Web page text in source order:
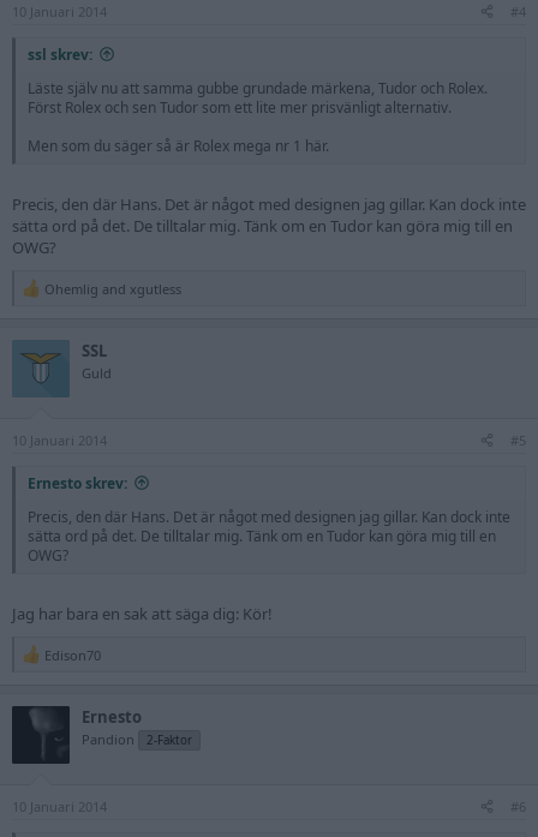
s
10 Januari 2014 #4
ssl skrev:
Läste själv nu att samma gubbe grundade märkena, Tudor och Rolex.
Först Rolex och sen Tudor som ett lite mer prisvänligt alternativ.
Men som du säger så är Rolex mega nr 1 här.
Precis, den där Hans. Det är något med designen jag gillar. Kan dock inte
sätta ord på det. De tilltalar mig. Tänk om en Tudor kan göra mig till en
OWG?
R
c
o
s
Ohemlig and xgutless
SSL
Guld
10 Januari 2014 #5
Ernesto skrev:
Precis, den där Hans. Det är något med designen jag gillar. Kan dock inte
sätta ord på det. De tilltalar mig. Tänk om en Tudor kan göra mig till en
OWG?
Jag har bara en sak att säga dig: Kör!
R
o
s
Edison70
Ernesto
Pandion 2-Faktor
10 Januari 2014 #6